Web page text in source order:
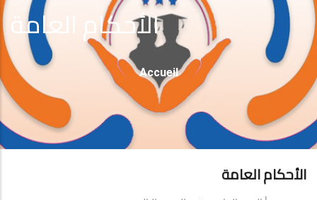
الأحكام العامة
Fil
D'Ariane
Accueil
الأحكام العامة